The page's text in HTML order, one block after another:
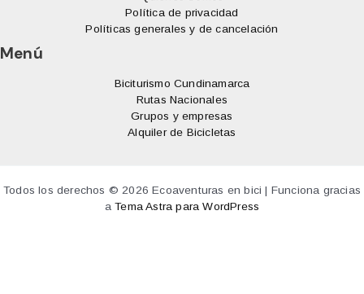
Política de privacidad
Políticas generales y de cancelación
Menú
Biciturismo Cundinamarca
Rutas Nacionales
Grupos y empresas
Alquiler de Bicicletas
Todos los derechos © 2026 Ecoaventuras en bici | Funciona gracias
aTema Astra para WordPress